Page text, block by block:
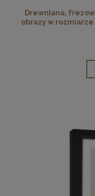
Drewniana,
obrazy w rozmiarze